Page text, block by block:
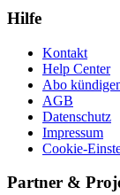
Hilfe
Kontakt
Help Center
Abo
AGB
Datenschutz
Impressum
Cookie-
Partner &